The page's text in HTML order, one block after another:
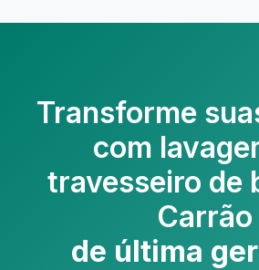
Transforme
com
travesseiro de
Carrão
de última